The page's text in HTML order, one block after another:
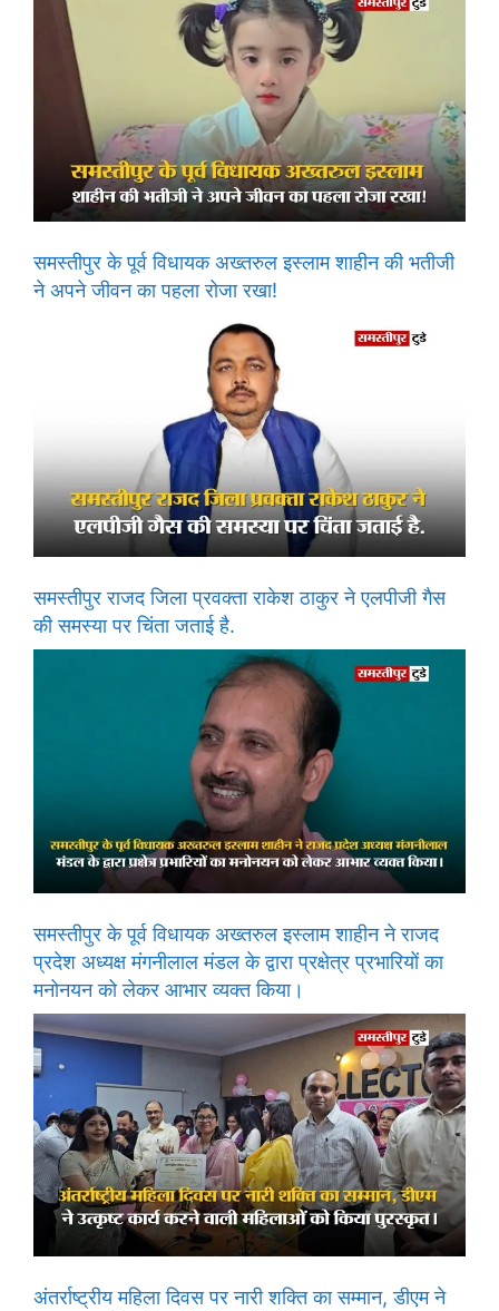
समस्तीपुर के पूर्व विधायक अख्तरुल इस्लाम शाहीन की भतीजी
ने अपने जीवन का पहला रोजा रखा!
समस्तीपुर राजद जिला प्रवक्ता राकेश ठाकुर ने एलपीजी गैस
की समस्या पर चिंता जताई है.
समस्तीपुर के पूर्व विधायक अख्तरुल इस्लाम शाहीन ने राजद
प्रदेश अध्यक्ष मंगनीलाल मंडल के द्वारा प्रक्षेत्र प्रभारियों का
मनोनयन को लेकर आभार व्यक्त किया।
अंतर्राष्ट्रीय महिला दिवस पर नारी शक्ति का सम्मान, डीएम ने